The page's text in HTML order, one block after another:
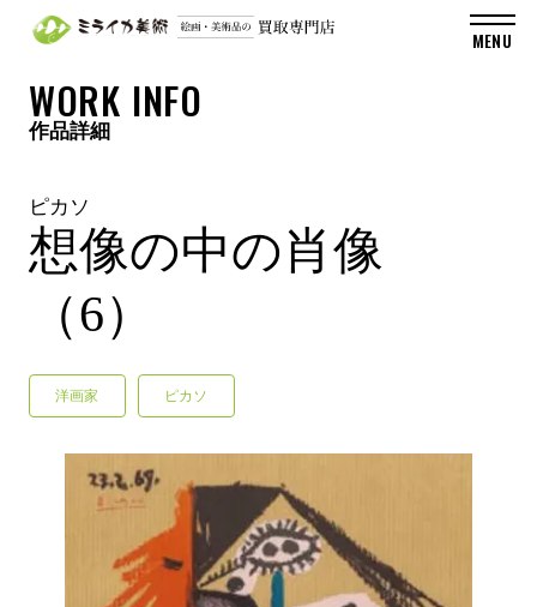
WORK INFO
作品詳細
ピカソ
想像の中の肖像
（6）
洋画家 ピカソ